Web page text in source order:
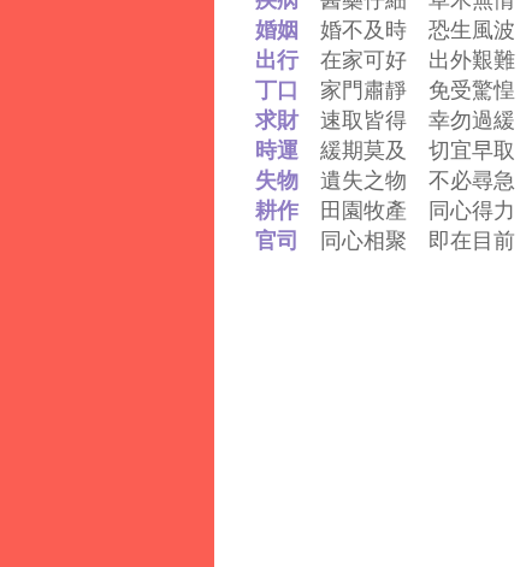
婚姻 婚不及時 恐生風波
出行 在家可好 出外艱難
丁口 家門肅靜 免受驚惶
求財速取皆得 幸勿過緩
時運 緩期莫及 切宜早取
失物 遺失之物 不必尋急
耕作 田園牧產 同心得力
官司 同心相聚 即在目前